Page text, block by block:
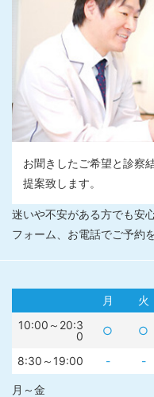
お聞きしたご希望と診察
提案致します。
迷いや不安がある方でも安
フォーム、お電話でご予約
月 火
10:00～20:3
0
○ ○
8:30～19:00 - -
月～金